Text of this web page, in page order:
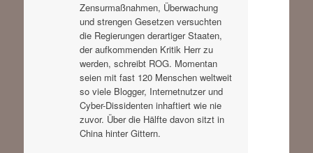
Zensurmaßnahmen, Überwachung
und strengen Gesetzen versuchten
die Regierungen derartiger Staaten,
der aufkommenden Kritik Herr zu
werden, schreibt ROG. Momentan
seien mit fast 120 Menschen weltweit
so viele Blogger, Internetnutzer und
Cyber-Dissidenten inhaftiert wie nie
zuvor. Über die Hälfte davon sitzt in
China hinter Gittern.